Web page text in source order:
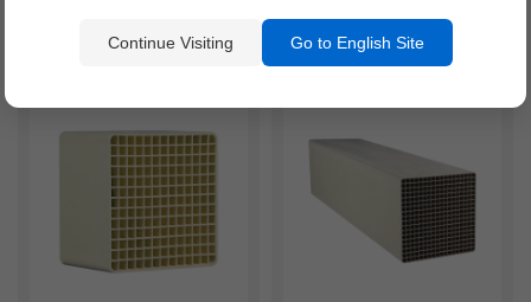
蜂窝式脱硝催化剂 生物质锅炉SCR脱硝催化剂
Continue Visiting Go to English Site